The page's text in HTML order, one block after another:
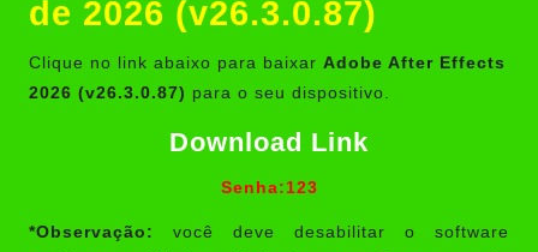
de 2026 (v26.3.0.87)
Clique no link abaixo para baixar Adobe After Effects
2026 (v26.3.0.87) para o seu dispositivo.
Download Link
Senha:123
*Observação:
você deve desabilitar o software